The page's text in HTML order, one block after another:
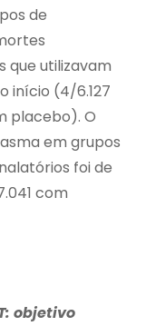
de
que utilizavam
início (4/6.127
placebo). O
em grupos
foi de
com
objetivo